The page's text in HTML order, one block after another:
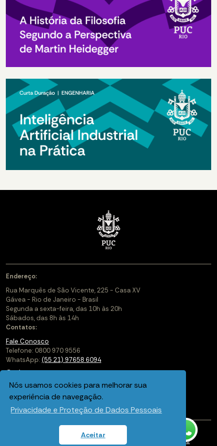
Nós usamos cookies para melhorar sua
experiência de navegação.
Privacidade e Proteção de Dados Pessoais
Aceitar
Endereço:
Rua Marquês de São Vicente, 225 - Casa XV
Gávea - Rio de Janeiro - Brasil
Segunda a sexta-feira, das 10h às 20h
Sábados, das 8h às 14h
Contatos:
Fale Conosco
Telefone: 0800 970 9556
WhatsApp: (55 21) 97658 6094
Cadastre-se
Soluções Corporativas
Saiba mais sobre a PUC-Rio Digital
Política de privacidade